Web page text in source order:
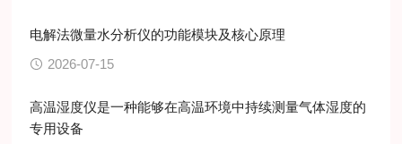
电解法微量水分析仪的功能模块及核心原理
2026-07-15
高温湿度仪是一种能够在高温环境中持续测量气体湿度的
专用设备